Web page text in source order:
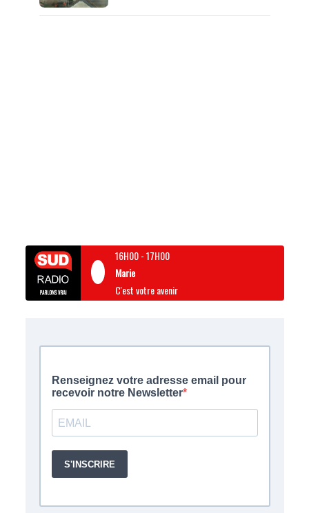
16H00-17H00
Marie
C'est votre avenir